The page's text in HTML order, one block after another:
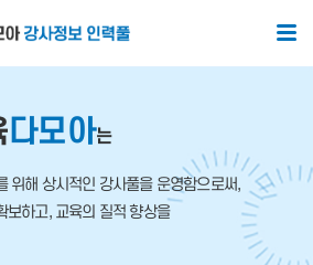
다모아는
위해 상시적인 강사풀을 운영함으로써,
보하고, 교육의 질적 향상을